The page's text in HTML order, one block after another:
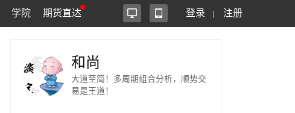
学院 期货直达 登录 注册
和尚
大道至简！多周期组合分析，顺势交
易是王道！